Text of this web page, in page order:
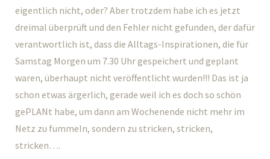
eigentlich nicht, oder? Aber trotzdem habe ich es jetzt
dreimal überprüft und den Fehler nicht gefunden, der dafür
verantwortlich ist, dass die Alltags-Inspirationen, die für
Samstag Morgen um 7.30 Uhr gespeichert und geplant
waren, überhaupt nicht veröffentlicht wurden!!! Das ist ja
schon etwas ärgerlich, gerade weil ich es doch so schön
gePLANt habe, um dann am Wochenende nicht mehr im
Netz zu fummeln, sondern zu stricken, stricken,
stricken….